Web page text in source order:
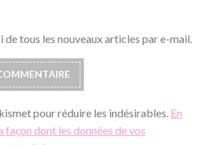
de tous les nouveaux articles par e-mail.
pour réduire les indésirables. En
façon dont les données de vos